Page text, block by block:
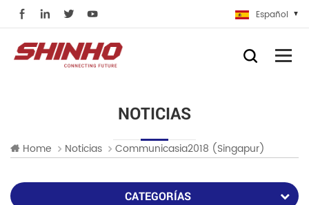
Español
NOTICIAS
Home Noticias Communicasia2018 (singapur)
CATEGORÍAS